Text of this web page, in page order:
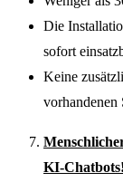
Die
sofort
Keine
vorhandenen
KI-Chatbots!